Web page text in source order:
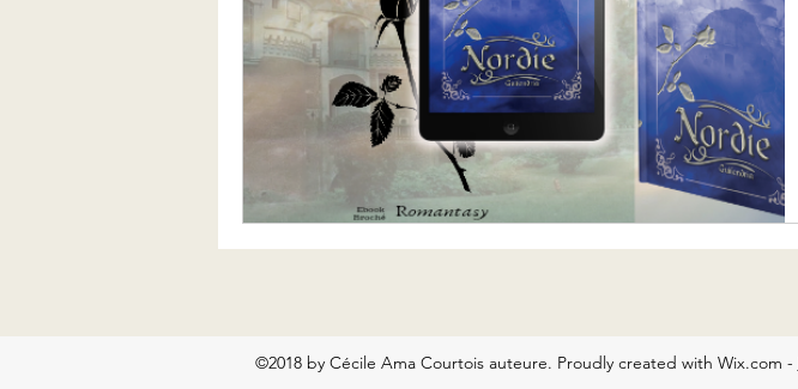
©2018 by Cécile Ama Courtois auteure. Proudly created with Wix.com -